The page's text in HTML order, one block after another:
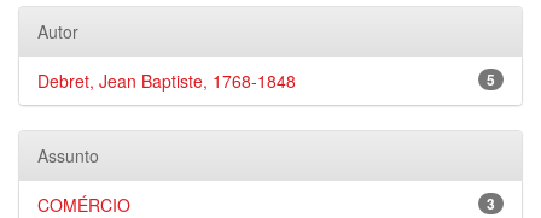
Autor
5
Debret, Jean Baptiste, 1768-1848
Assunto
3
COMÉRCIO